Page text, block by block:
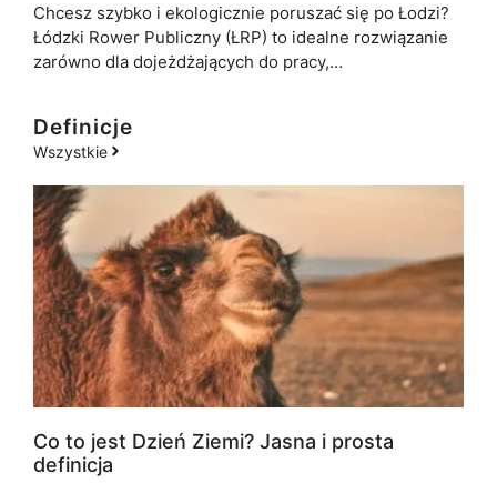
Chcesz szybko i ekologicznie poruszać się po Łodzi?
Łódzki Rower Publiczny (ŁRP) to idealne rozwiązanie
zarówno dla dojeżdżających do pracy,…
Definicje
Wszystkie
Co to jest Dzień Ziemi? Jasna i prosta
definicja